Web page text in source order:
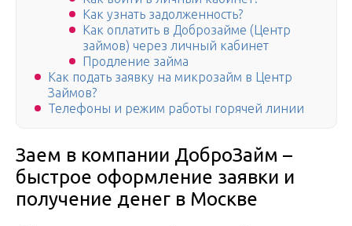
Как узнать задолженность?
Как оплатить в Доброзайме (Центр
займов) через личный кабинет
Продление займа
Как подать заявку на микрозайм в Центр
Займов?
Телефоны и режим работы горячей линии
Заем в компании ДоброЗайм –
быстрое оформление заявки и
получение денег в Москве